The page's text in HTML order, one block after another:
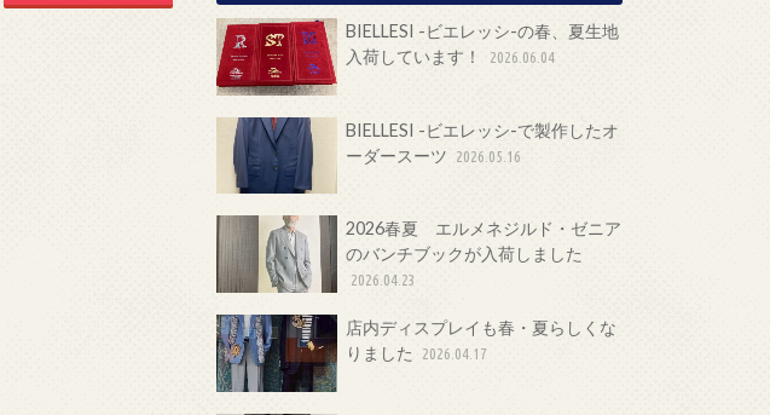
BIELLESI -ビエレッシ-の春、夏生地
入荷しています！
2026.06.04
BIELLESI -ビエレッシ-で製作したオ
ーダースーツ
2026.05.16
2026春夏 エルメネジルド・ゼニア
のバンチブックが入荷しました
2026.04.23
店内ディスプレイも春・夏らしくな
りました
2026.04.17